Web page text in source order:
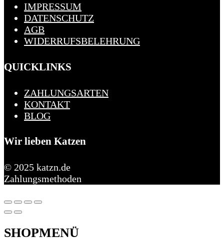
IMPRESSUM
DATENSCHUTZ
AGB
WIDERRUFSBELEHRUNG
QUICKLINKS
ZAHLUNGSARTEN
KONTAKT
BLOG
Wir lieben Katzen
© 2025 katzn.de
Zahlungsmethoden
SHOPMENÜ